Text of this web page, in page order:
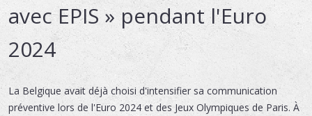
avec EPIS » pendant l'Euro
2024
La Belgique avait déjà choisi d'intensifier sa communication
préventive lors de l'Euro 2024 et des Jeux Olympiques de Paris. À